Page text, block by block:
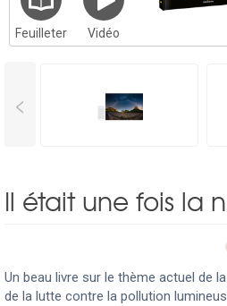
Feuilleter Vidéo
<
Il était une fois la
Un beau livre sur le thème actuel de
de la lutte contre la pollution